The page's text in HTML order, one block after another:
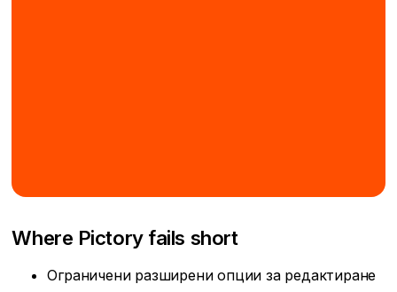
Where Pictory fails short
Ограничени разширени опции за редактиране